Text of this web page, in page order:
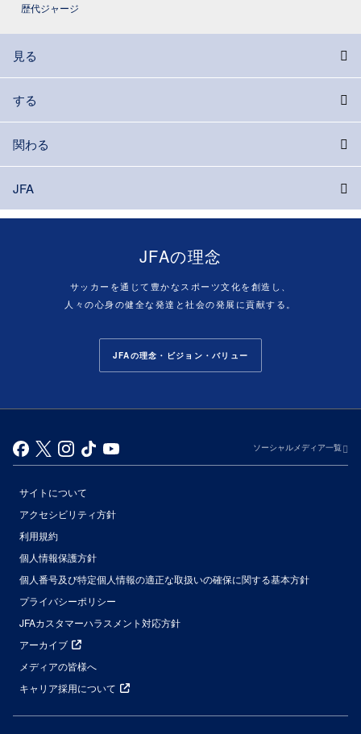
歴代ジャージ
見る
する
関わる
JFA
JFAの理念
サッカーを通じて豊かなスポーツ文化を創造し、
人々の心身の健全な発達と社会の発展に貢献する。
JFAの理念・ビジョン・バリュー
ソーシャルメディア一覧
サイトについて
アクセシビリティ方針
利用規約
個人情報保護方針
個人番号及び特定個人情報の適正な取扱いの確保に関する基本方針
プライバシーポリシー
JFAカスタマーハラスメント対応方針
アーカイブ
メディアの皆様へ
キャリア採用について